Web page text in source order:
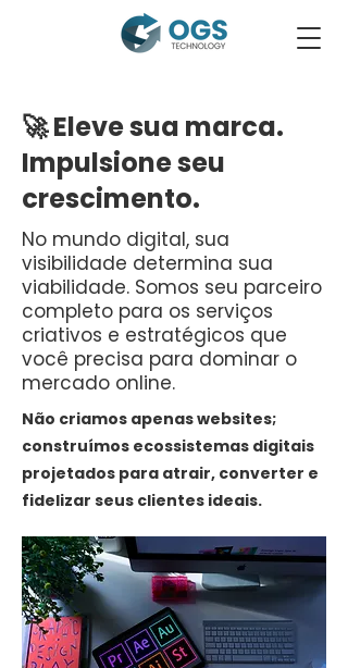
🚀 Eleve sua marca.
Impulsione seu
crescimento.
No mundo digital, sua
visibilidade determina sua
viabilidade. Somos seu parceiro
completo para os serviços
criativos e estratégicos que
você precisa para dominar o
mercado online.
Não criamos apenas websites;
construímos ecossistemas digitais
projetados para atrair, converter e
fidelizar seus clientes ideais.